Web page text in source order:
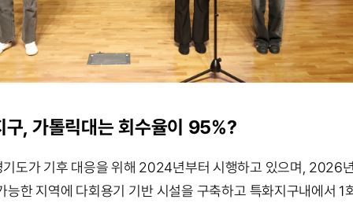
구, 가톨릭대는 회수율이 95%?
기도가 기후 대응을 위해 2024년부터 시행하고 있으며, 2026
능한 지역에 다회용기 기반 시설을 구축하고 특화지구내에서 1